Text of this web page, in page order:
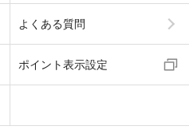
よくある質問
ポイント表示設定